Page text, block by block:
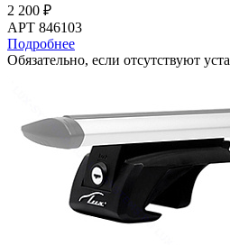
2 200 ₽
АРТ 846103
Подробнее
Обязательно, если отсутствуют